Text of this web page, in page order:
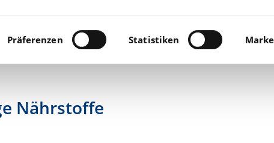
Präferenzen Statistiken
Nährstoffe